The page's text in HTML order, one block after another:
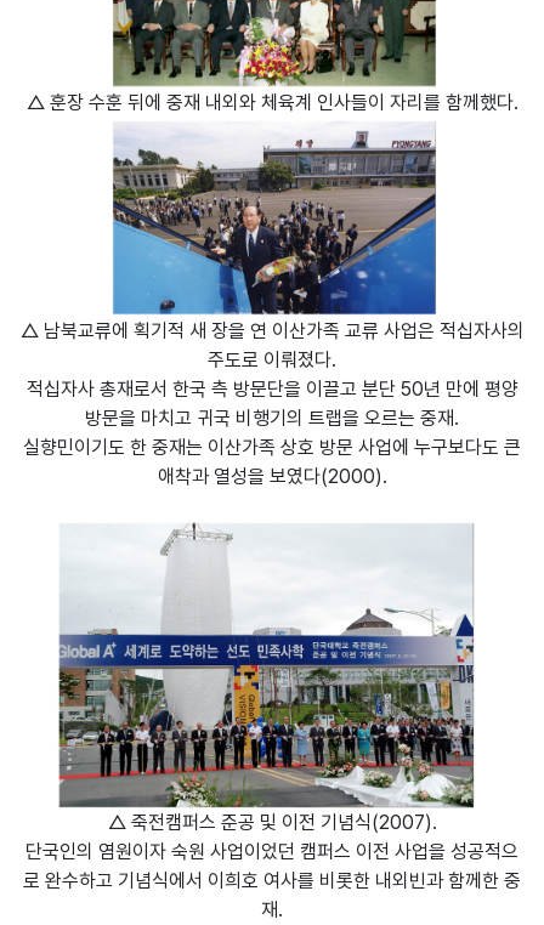
△ 훈장 수훈 뒤에 중재 내외와 체육계 인사들이 자리를 함께했다.
△ 남북교류에 획기적 새 장을 연 이산가족 교류 사업은 적십자사의
주도로 이뤄졌다.
적십자사 총재로서 한국 측 방문단을 이끌고 분단 50년 만에 평양
방문을 마치고 귀국 비행기의 트랩을 오르는 중재.
실향민이기도 한 중재는 이산가족 상호 방문 사업에 누구보다도 큰
애착과 열성을 보였다(2000).
△ 죽전캠퍼스 준공 및 이전 기념식(2007).
단국인의 염원이자 숙원 사업이었던 캠퍼스 이전 사업을 성공적으
로 완수하고 기념식에서 이희호 여사를 비롯한 내외빈과 함께한 중
재.